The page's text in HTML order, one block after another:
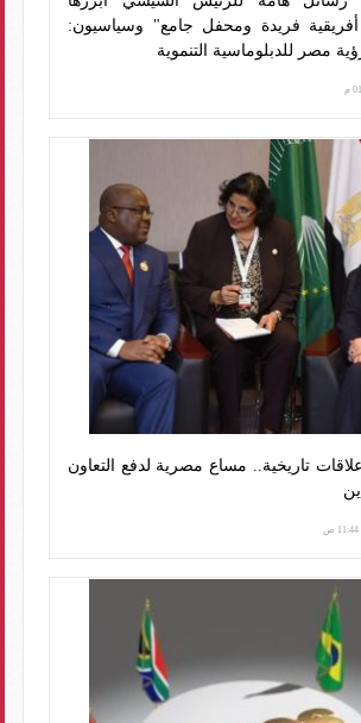
أفريقية فريدة ومحفل جامع" وسياسيون:
مصر للدبلوماسية التنموية
تاريخية.. مساع مصرية لدفع التعاون